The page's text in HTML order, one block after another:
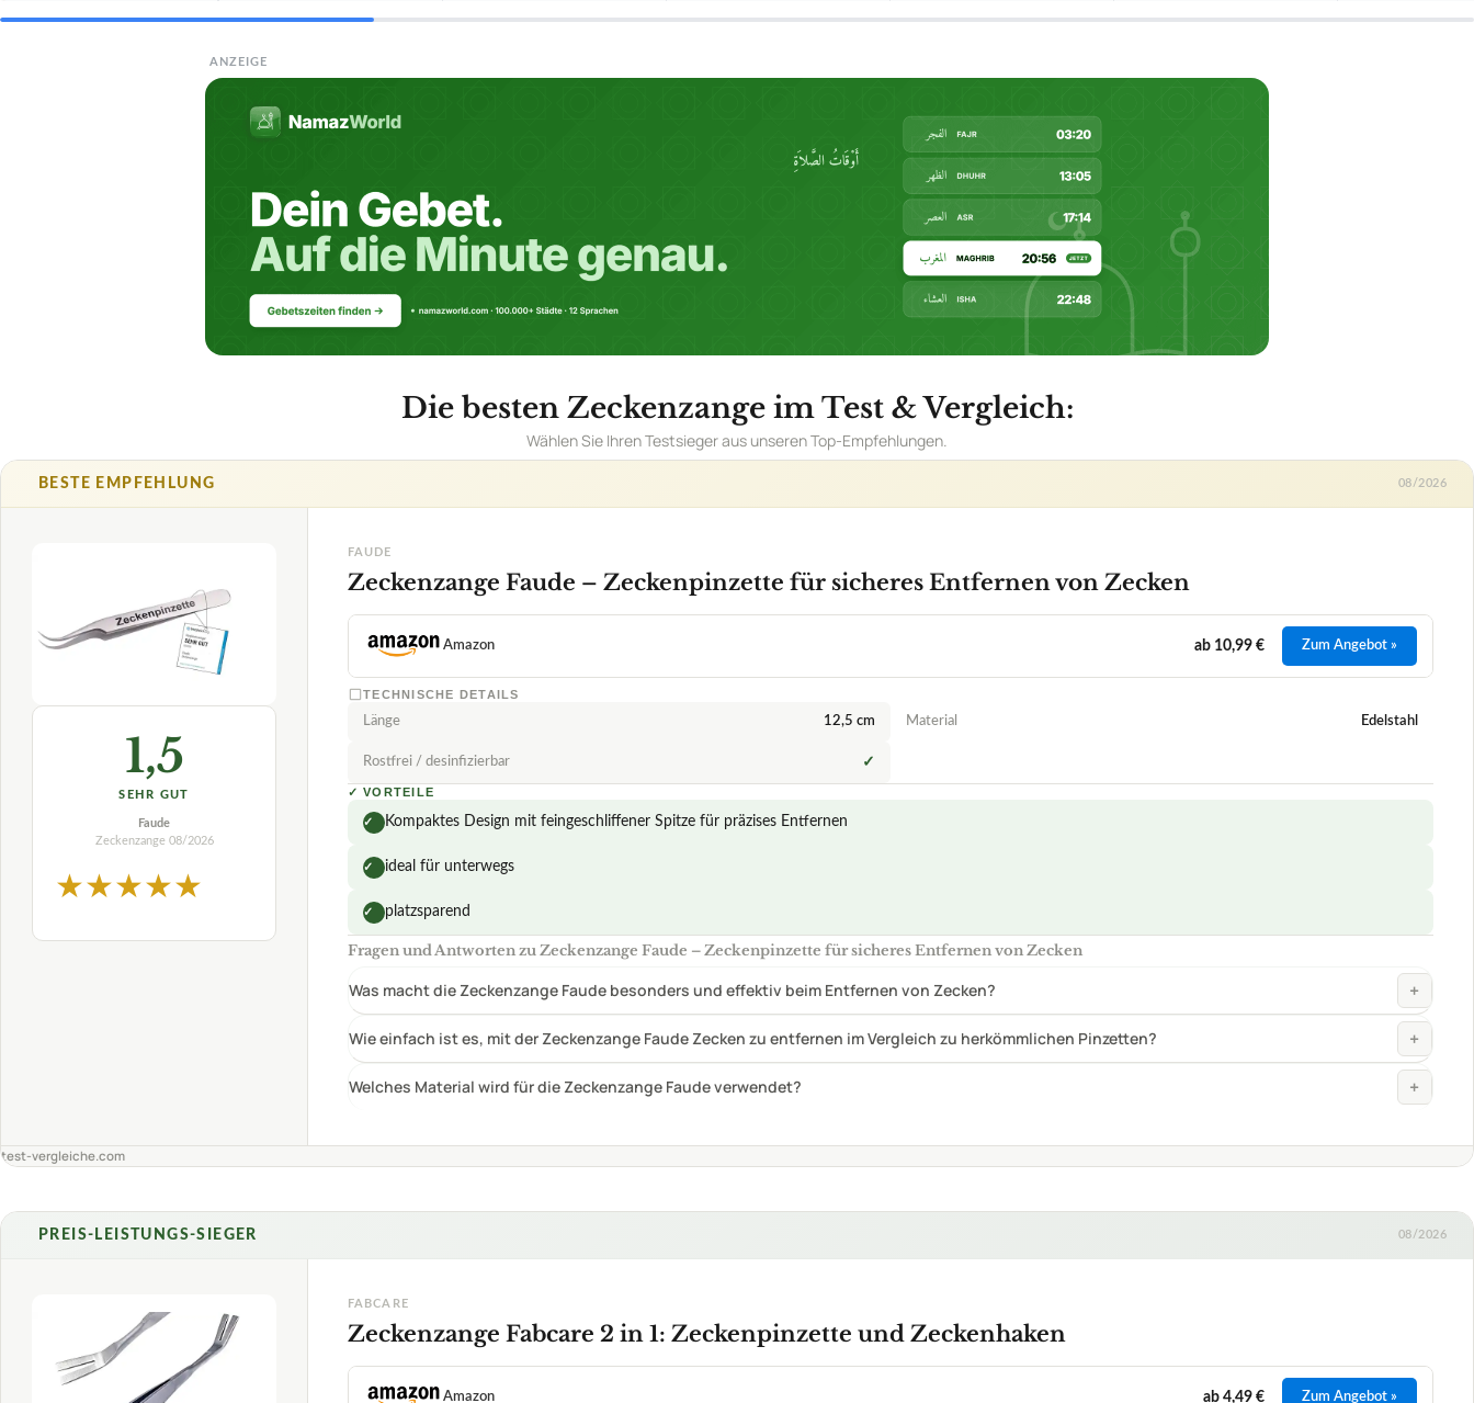
ANZEIGE
Die besten Zeckenzange im Test & Vergleich:
Wählen Sie Ihren Testsieger aus unseren Top-Empfehlungen.
1,5
★★★★
FAUDE
Zeckenzange Faude – Zeckenpinzette für sicheres Entfernen von Zecken
TECHNISCHE DETAILS
12,5 cm Material
✓ Kompaktes Design mit feingeschliffener Spitze für präzises Entfernen
✓ ideal für unterwegs
✓ platzsparend
Fragen und Antworten zu Zeckenzange Faude – Zeckenpinzette für sicheres Entfernen von Zecken
Was macht die Zeckenzange Faude besonders und effektiv beim Entfernen von Zecken? +
Wie einfach ist es, mit der Zeckenzange Faude Zecken zu entfernen im Vergleich zu herkömmlichen Pinzetten?
Welches Material wird für die Zeckenzange Faude verwendet?
test-vergleiche.com
1,7
Fabcare
Zeckenzange
08/2026
Zeckenzange Fabcare 2 in 1: Zeckenpinzette und Zeckenhaken
Rostfrei / desinfizierbar
✓ VORTEILE